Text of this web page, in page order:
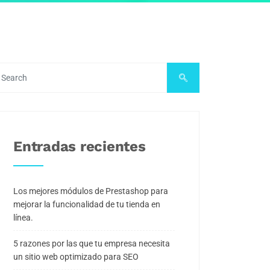
Entradas recientes
Los mejores módulos de Prestashop para
mejorar la funcionalidad de tu tienda en
línea.
5 razones por las que tu empresa necesita
un sitio web optimizado para SEO